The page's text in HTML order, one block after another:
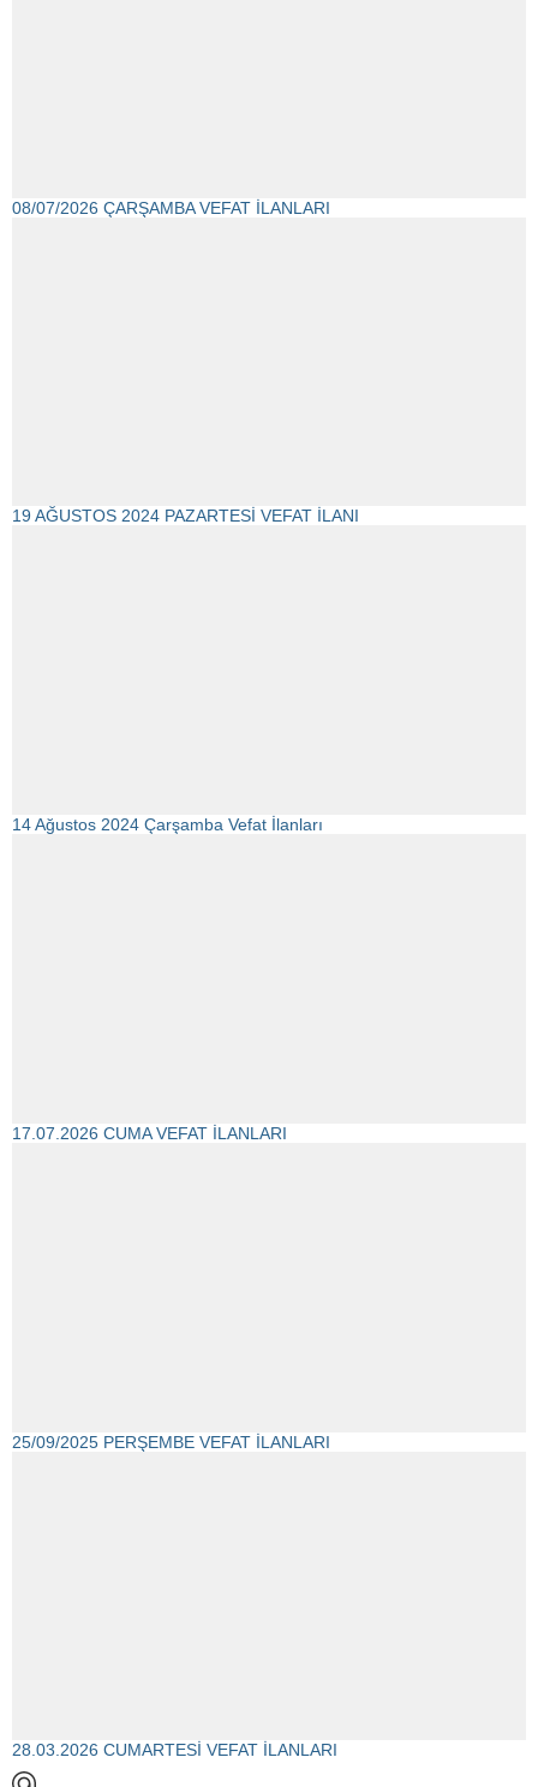
08/07/2026 ÇARŞAMBA VEFAT İLANLARI
19 AĞUSTOS 2024 PAZARTESİ VEFAT İLANI
14 Ağustos 2024 Çarşamba Vefat İlanları
17.07.2026 CUMA VEFAT İLANLARI
25/09/2025 PERŞEMBE VEFAT İLANLARI
28.03.2026 CUMARTESİ VEFAT İLANLARI